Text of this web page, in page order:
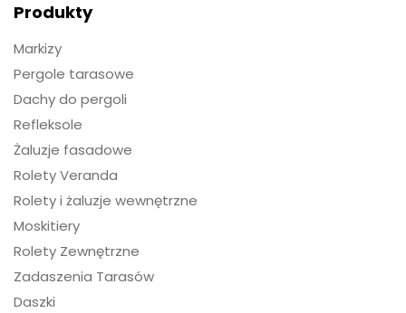
Produkty
Markizy
Pergole tarasowe
Dachy do pergoli
Refleksole
Żaluzje fasadowe
Rolety Veranda
Rolety i żaluzje wewnętrzne
Moskitiery
Rolety Zewnętrzne
Zadaszenia Tarasów
Daszki